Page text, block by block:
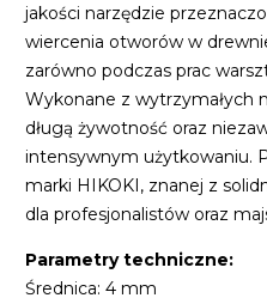
jakości narzędzie
wiercenia otworów w
zarówno podczas prac
Wykonane z wytrzymałych
długą żywotność oraz
intensywnym użytkowaniu.
marki HIKOKI, znanej z
dla profesjonalistów oraz
Parametry techniczne:
Średnica: 4 mm